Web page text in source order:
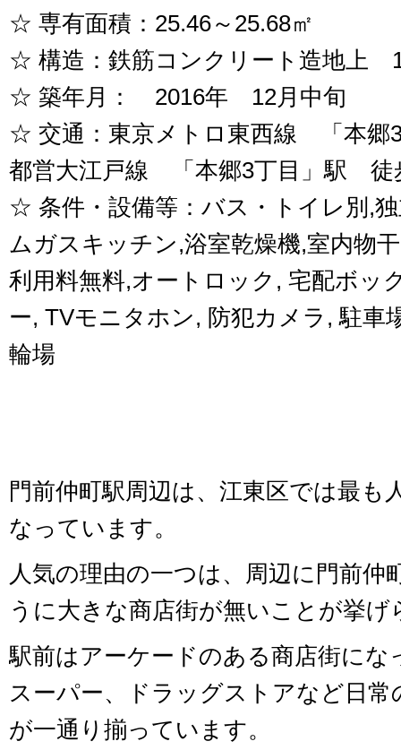
☆ 専有面積：25.46～25.68㎡
☆ 構造：鉄筋コンクリート造地上
☆ 築年月： 2016年 12月中旬
☆ 交通：東京メトロ東西線 「本郷
都営大江戸線 「本郷3丁目」駅 徒
☆ 条件・設備等：バス・トイレ別,
ムガスキッチン,浴室乾燥機,室内物
利用料無料,オートロック, 宅配ボッ
ー, TVモニタホン, 防犯カメラ, 駐車
輪場
門前仲町駅周辺は、江東区では最も
なっています。
人気の理由の一つは、周辺に門前仲
うに大きな商店街が無いことが挙げ
駅前はアーケードのある商店街にな
スーパー、ドラッグストアなど日常
が一通り揃っています。